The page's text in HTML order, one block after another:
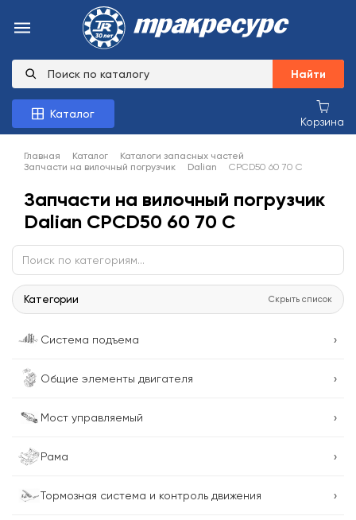
Найти
Каталог
Корзина
Главная Каталог
Каталоги запасных частей
Запчасти на вилочный погрузчик
Dalian CPCD50 60 70 C
Запчасти на вилочный погрузчик
Dalian CPCD50 60 70 C
Категории Скрыть список
Система подъема ›
Общие элементы двигателя ›
Мост управляемый ›
Рама ›
Тормозная система и контроль движения ›